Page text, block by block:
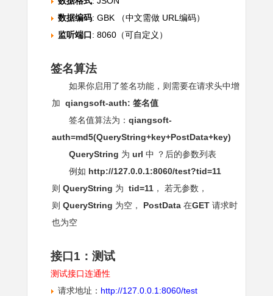
数据编码: GBK （中文需做 URL编码）
监听端口: 8060（可自定义）
签名算法
如果你启用了签名功能，则需要在请求头中增
加 qiangsoft-auth: 签名值
签名值算法为： qiangsoft-
auth=md5(QueryString+key+PostData+key)
QueryString 为 url 中 ？后的参数列表
例如 http://127.0.0.1:8060/test?tid=11
则 QueryString 为 tid=11 ， 若无参数，
则 QueryString 为空， PostData 在GET 请求时
也为空
接口1：测试
测试接口连通性
请求地址： http://127.0.0.1:8060/test